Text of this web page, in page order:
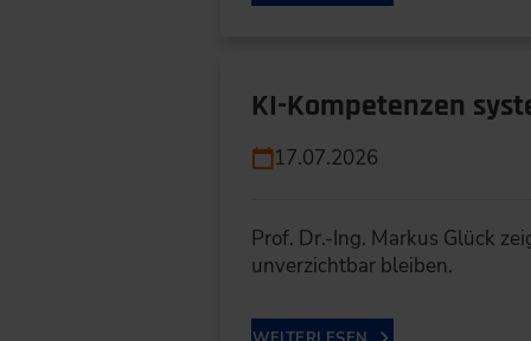
KI-Kompetenzen
17.07.2026
Prof. Dr.-Ing. Markus Glück
unverzichtbar bleiben.